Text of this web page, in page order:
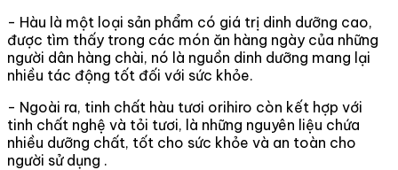
- Hàu là một loại sản phẩm có giá trị dinh dưỡng cao,
được tìm thấy trong các món ăn hàng ngày của những
người dân hàng chài, nó là nguồn dinh dưỡng mang lại
nhiều tác động tốt đối với sức khỏe.
- Ngoài ra, tinh chất hàu tươi orihiro còn kết hợp với
tinh chất nghệ và tỏi tươi, là những nguyên liệu chứa
nhiều dưỡng chất, tốt cho sức khỏe và an toàn cho
người sử dụng .